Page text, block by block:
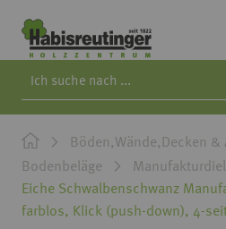
Böden,Wände,Decken &
Bodenbeläge
Eiche Schwalbenschwanz
farblos, Klick (push-down), 4-